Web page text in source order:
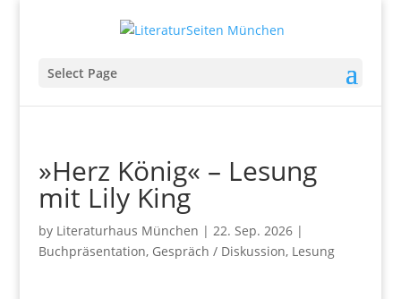
Select Page
»Herz König« – Lesung
mit Lily King
by Literaturhaus München | 22. Sep. 2026|
Buchpräsentation, Gespräch / Diskussion, Lesung